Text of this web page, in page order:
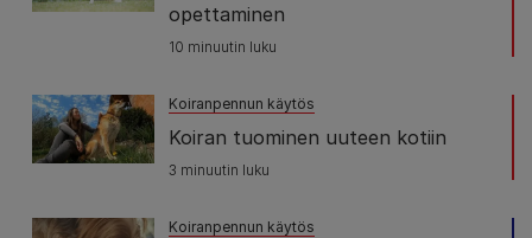
opettaminen
10 minuutin luku
Koiranpennun käytös
Koiran tuominen uuteen kotiin
3 minuutin luku
Koiranpennun käytös